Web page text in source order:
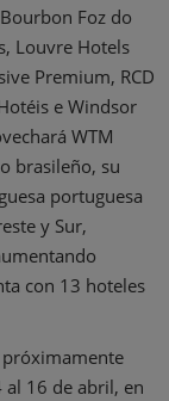
Foz do
Louvre Hotels
Premium, RCD
e Windsor
WTM
brasileño, su
portuguesa
y Sur,
con 13 hoteles
al 16 de abril, en